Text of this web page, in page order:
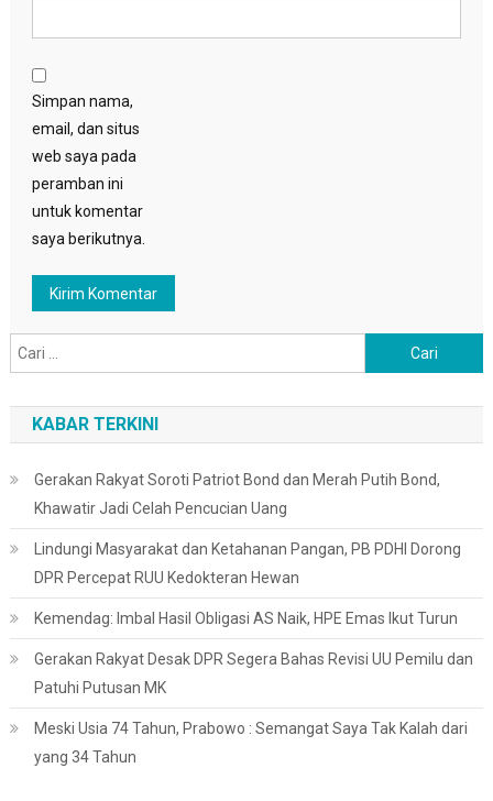
Simpan nama,
email, dan situs
web saya pada
peramban ini
untuk komentar
saya berikutnya.
untuk:
KABAR TERKINI
Gerakan Rakyat Soroti Patriot Bond dan Merah Putih Bond,
Khawatir Jadi Celah Pencucian Uang
Lindungi Masyarakat dan Ketahanan Pangan, PB PDHI Dorong
DPR Percepat RUU Kedokteran Hewan
Kemendag: Imbal Hasil Obligasi AS Naik, HPE Emas Ikut Turun
Gerakan Rakyat Desak DPR Segera Bahas Revisi UU Pemilu dan
Patuhi Putusan MK
Meski Usia 74 Tahun, Prabowo : Semangat Saya Tak Kalah dari
yang 34 Tahun